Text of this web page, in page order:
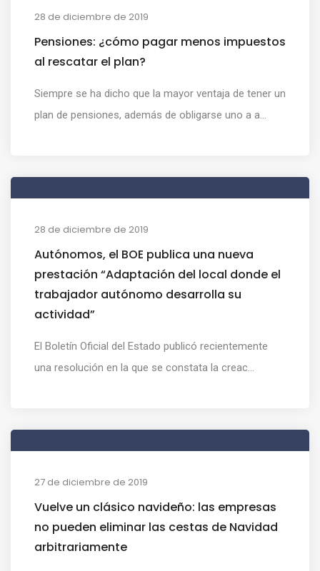
28 de diciembre de 2019
Pensiones: ¿cómo pagar menos impuestos
al rescatar el plan?
Siempre se ha dicho que la mayor ventaja de tener un
plan de pensiones, además de obligarse uno a a...
28 de diciembre de 2019
Autónomos, el BOE publica una nueva
prestación “Adaptación del local donde el
trabajador autónomo desarrolla su
actividad”
El Boletín Oficial del Estado publicó recientemente
una resolución en la que se constata la creac...
27 de diciembre de 2019
Vuelve un clásico navideño: las empresas
no pueden eliminar las cestas de Navidad
arbitrariamente